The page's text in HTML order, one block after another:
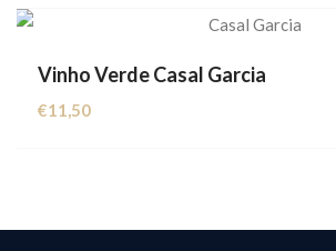
Vinho Verde Casal Garcia
€11,50